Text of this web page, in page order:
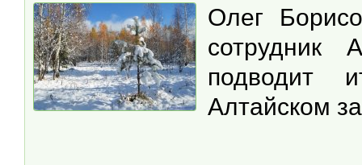
Олег
сотрудник
подводит
Алтайском